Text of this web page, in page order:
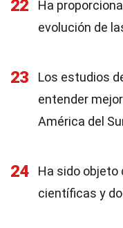
22
Ha
evolución de
23
Los estudios
entender
América del
24
Ha sido objeto
científicas y